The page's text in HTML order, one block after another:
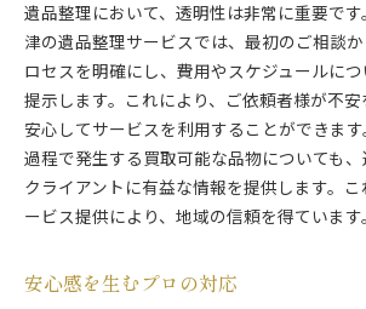
遺品整理において、透明性は非常に重要で
津の遺品整理サービスでは、最初のご相談
ロセスを明確にし、費用やスケジュールに
提示します。これにより、ご依頼者様が不安
安心してサービスを利用することができま
過程で発生する買取可能な品物についても、
クライアントに有益な情報を提供します。
ービス提供により、地域の信頼を得ています。
安心感を生むプロの対応